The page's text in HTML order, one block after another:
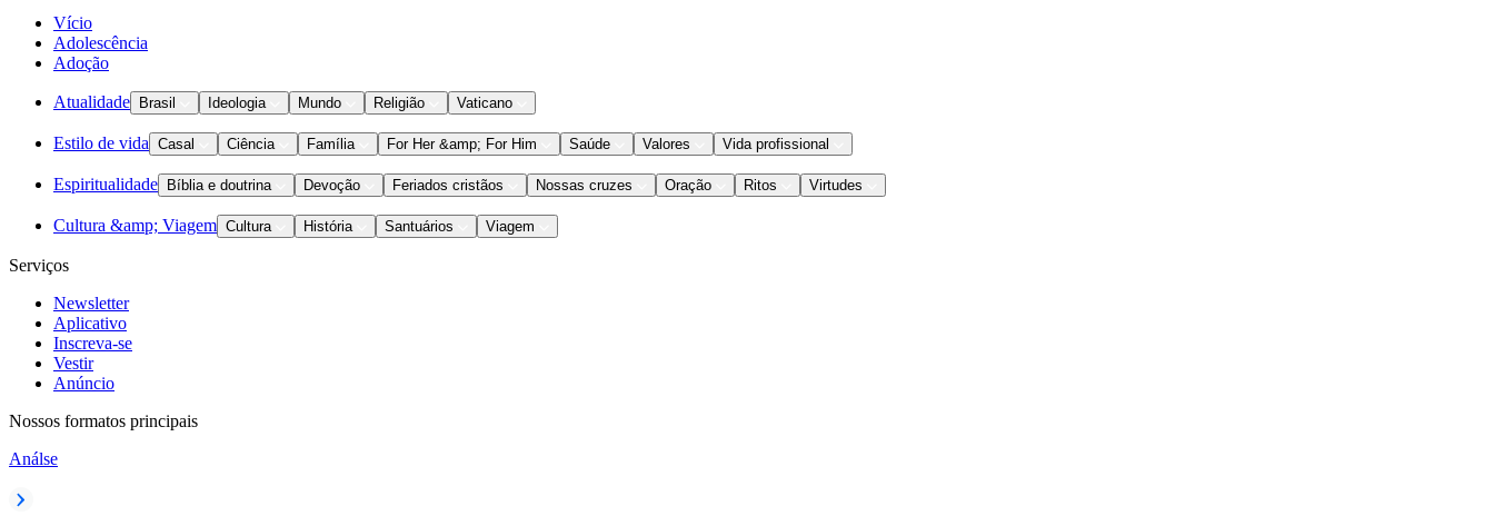
Vício
Adolescência
Adoção
Atualidade Brasil Ideologia Mundo Religião Vaticano
Estilo de vida Casal Ciência Família For Her &amp; For Him Saúde Valores Vida profissional
Espiritualidade Bíblia e doutrina Devoção Feriados cristãos Nossas cruzes Oração Ritos Virtudes
Cultura &amp; Viagem Cultura História Santuários Viagem
Serviços
Newsletter
Aplicativo
Inscreva-se
Vestir
Anúncio
Nossos formatos principais
Análse